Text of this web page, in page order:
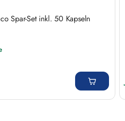
Spar-Set inkl. 50 Kapseln